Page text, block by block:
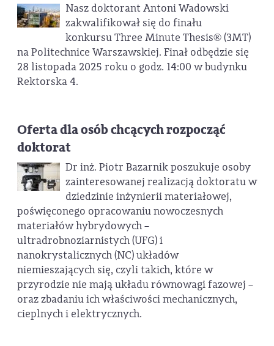
Nasz doktorant Antoni Wadowski
zakwalifikował się do finału
konkursu Three Minute Thesis® (3MT)
na Politechnice Warszawskiej. Finał odbędzie się
28 listopada 2025 roku o godz. 14:00 w budynku
Rektorska 4.
Oferta dla osób chcących rozpocząć
doktorat
Dr inż. Piotr Bazarnik poszukuje osoby
zainteresowanej realizacją doktoratu w
dziedzinie inżynierii materiałowej,
poświęconego opracowaniu nowoczesnych
materiałów hybrydowych –
ultradrobnoziarnistych (UFG) i
nanokrystalicznych (NC) układów
niemieszających się, czyli takich, które w
przyrodzie nie mają układu równowagi fazowej –
oraz zbadaniu ich właściwości mechanicznych,
cieplnych i elektrycznych.